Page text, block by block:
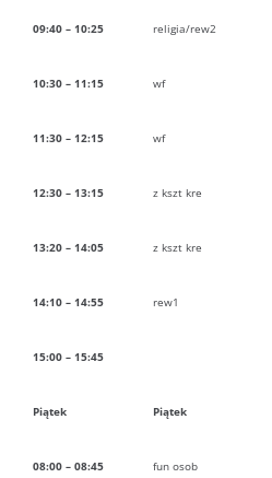
09:40 – 10:25 religia/rew2
10:30 – 11:15 wf
11:30 – 12:15 wf
12:30 – 13:15 z kszt kre
13:20 – 14:05 z kszt kre
14:10 – 14:55 rew1
15:00 – 15:45
Piątek Piątek
08:00 – 08:45 fun osob